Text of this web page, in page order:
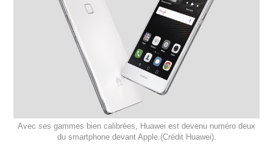
Avec ses gammes bien calibrées, Huawei est devenu numéro deux
du smartphone devant Apple.(Crédit Huawei).